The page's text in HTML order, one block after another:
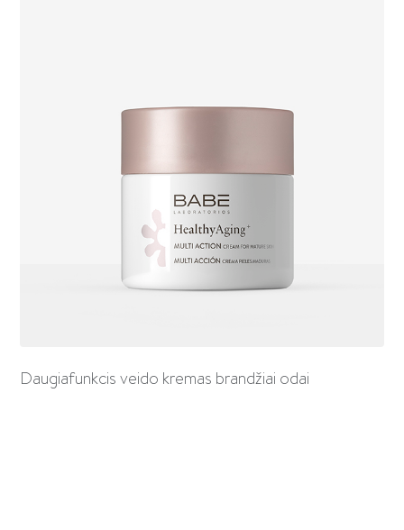
Daugiafunkcis veido kremas brandžiai odai